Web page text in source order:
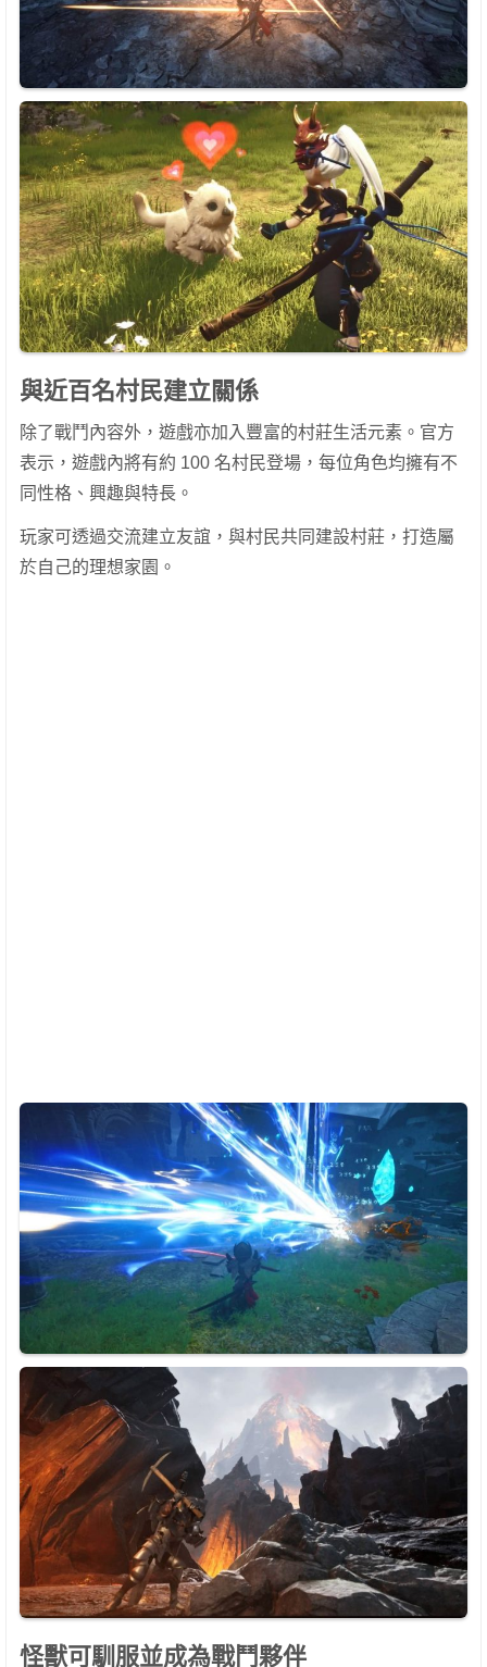
與近百名村民建立關係
除了戰鬥內容外，遊戲亦加入豐富的村莊生活元素。官方
表示，遊戲內將有約 100 名村民登場，每位角色均擁有不
同性格、興趣與特長。
玩家可透過交流建立友誼，與村民共同建設村莊，打造屬
於自己的理想家園。
怪獸可馴服並成為戰鬥夥伴